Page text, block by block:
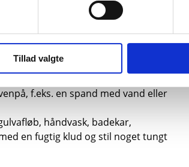
Tillad valgte
du afdække dine
f.eks. en spand med vand eller
håndvask, badekar,
en fugtig klud og stil noget tungt